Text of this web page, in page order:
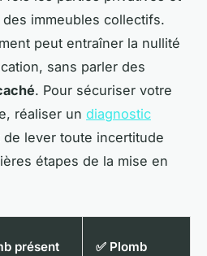
immeubles collectifs.
peut entraîner la nullité
sans parler des
. Pour sécuriser votre
réaliser un diagnostic
de lever toute incertitude
étapes de la mise en
présent
✅ Plomb